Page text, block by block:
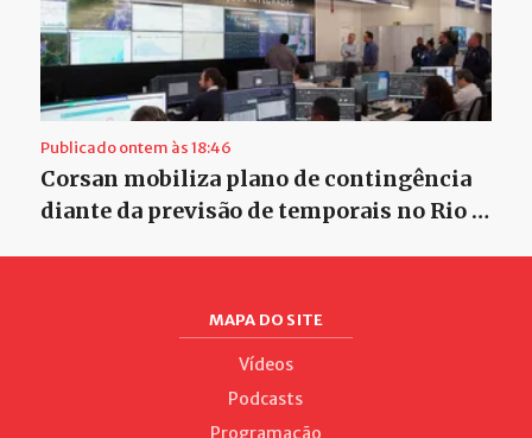
Publicado ontem às 18:46
Corsan mobiliza plano de contingência
diante da previsão de temporais no Rio …
MAPA DO SITE
Vídeos
Podcasts
Programação